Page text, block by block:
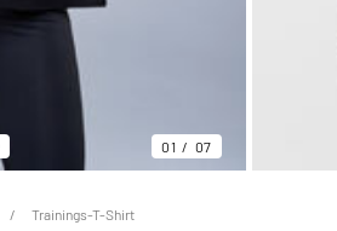
01 07
Trainings-T-Shirt